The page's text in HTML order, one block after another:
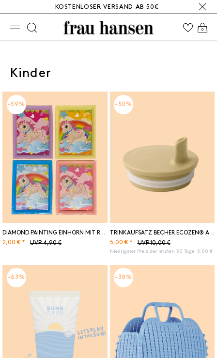
KOSTENLOSER VERSAND AB 50€
0
☰
Kinder
-59%
DIAMOND PAINTING EINHORN MIT RAHMEN
UVP 4,90 €
2,00 € *
-50%
TRINKAUFSATZ BECHER ECOZEN® ARNE JACOBSEN BEIGE
UVP 10,00 €
5,00 € *
Niedrigster Preis der letzten 30 Tage: 5,00 €
-63% -38%